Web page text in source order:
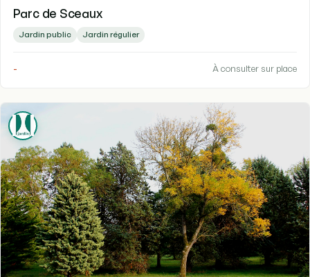
Parc de Sceaux
Jardin public Jardin régulier
- À consulter sur place